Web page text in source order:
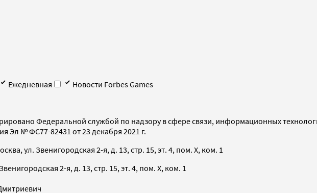
Ежедневная
Новости Forbes Games
Федеральной службой по надзору в сфере связи, информационных
Эл № ФС77-82431 от 23 декабря 2021 г.
ул. Звенигородская 2-я, д. 13, стр. 15, эт. 4, пом. X, ком. 1
2-я, д. 13, стр. 15, эт. 4, пом. X, ком. 1